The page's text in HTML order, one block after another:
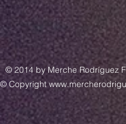
© 2014 by Merche Rodríguez
© Copyright